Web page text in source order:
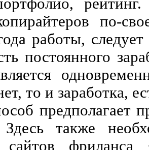
по-
работы,
постоянного
то и заработка,
предполагает
Здесь также
сайтов